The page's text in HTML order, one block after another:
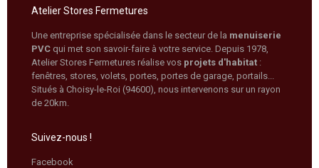
Atelier Stores Fermetures
Une entreprise spécialisée dans le secteur de la menuiserie
PVCqui met son savoir-faire à votre service. Depuis 1978,
Atelier Stores Fermetures réalise vos projets d'habitat:
fenêtres, stores, volets, portes, portes de garage, portails...
Situés à Choisy-le-Roi (94600), nous intervenons sur un rayon
de 20km.
Suivez-nous !
Facebook